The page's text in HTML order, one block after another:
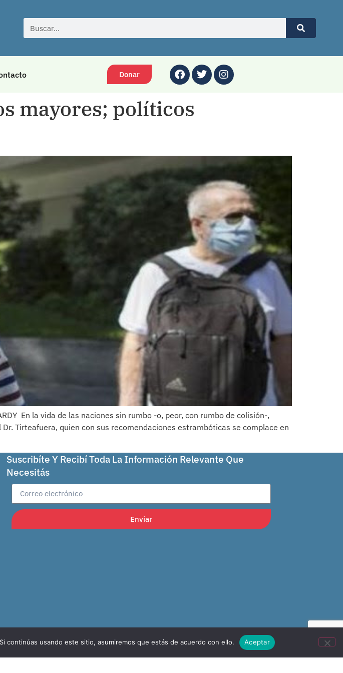
Donar
mayores; políticos
­En la vida de las naciones sin rumbo -o, peor, con rumbo de colisión-,
Tirteafuera, quien con sus recomendaciones estrambóticas se complace en
Suscribíte Y Recibí Toda La Información Relevante Que
Necesitás
Enviar
continúas usando este sitio, asumiremos que estás de acuerdo con ello. Aceptar